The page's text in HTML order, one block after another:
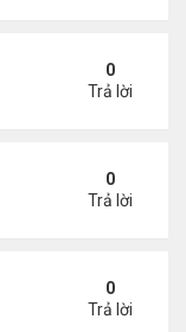
7/9/21
0
Trả lời
7/9/21
0
Trả lời
21- 7/9/210
Trả lời